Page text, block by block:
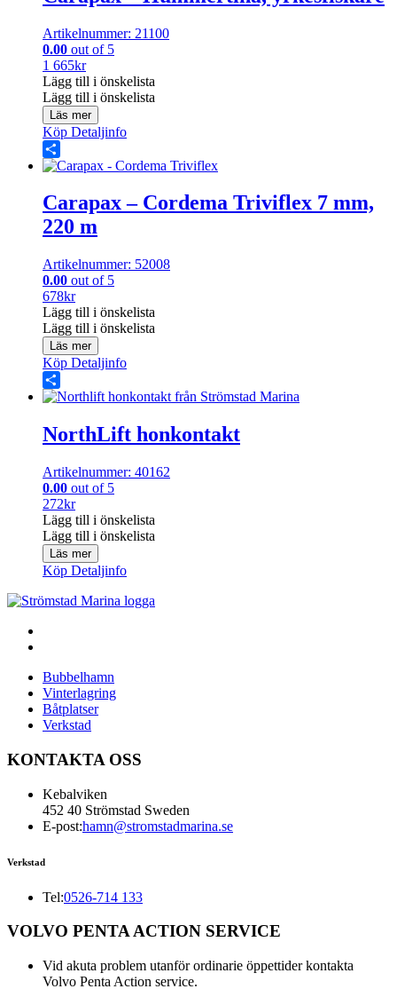
Artikelnummer: 21100
0.00 out of 5
1 665kr
Lägg till i önskelista
Lägg till i önskelista
Läs mer
Köp Detaljinfo
Share
Carapax – Cordema Triviflex 7 mm,
220 m
Artikelnummer: 52008
0.00 out of 5
678kr
Lägg till i önskelista
Lägg till i önskelista
Läs mer
Köp Detaljinfo
Share
NorthLift honkontakt
Artikelnummer: 40162
0.00 out of 5
272kr
Lägg till i önskelista
Lägg till i önskelista
Läs mer
Köp Detaljinfo
Bubbelhamn
Vinterlagring
Båtplatser
Verkstad
KONTAKTA OSS
Kebalviken
452 40 Strömstad Sweden
E-post:hamn@stromstadmarina.se
Verkstad
Tel:0526-714 133
VOLVO PENTA ACTION SERVICE
Vid akuta problem utanför ordinarie öppettider kontakta
Volvo Penta Action service.